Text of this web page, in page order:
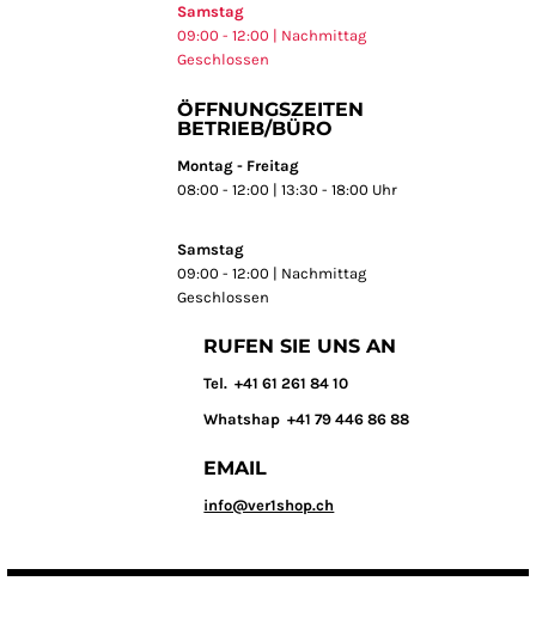
Samstag
09:00 - 12:00 | Nachmittag
Geschlossen
ÖFFNUNGSZEITEN
BETRIEB/BÜRO
Montag - Freitag
08:00 - 12:00 | 13:30 - 18:00 Uhr
Samstag
09:00 - 12:00 | Nachmittag
Geschlossen
RUFEN SIE UNS AN
Tel. +41 61 261 84 10
Whatshap +41 79 446 86 88
EMAIL
info@ver1shop.ch